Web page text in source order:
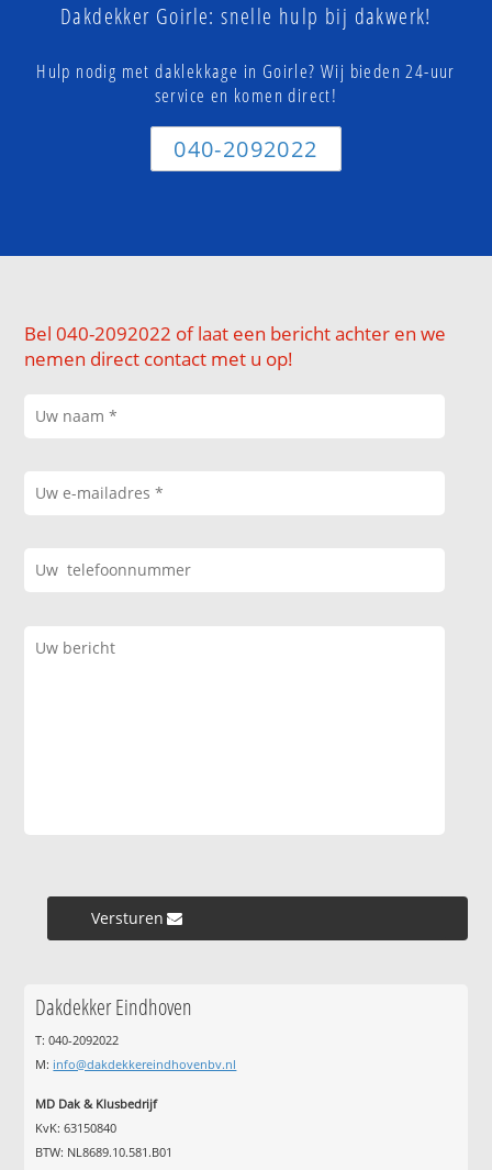
Dakdekker Goirle: snelle hulp bij dakwerk!
Hulp nodig met daklekkage in Goirle? Wij bieden 24-uur
service en komen direct!
040-2092022
Bel 040-2092022 of laat een bericht achter en we
nemen direct contact met u op!
Versturen »
Dakdekker Eindhoven
T: 040-2092022
M: info@dakdekkereindhovenbv.nl
MD Dak & Klusbedrijf
KvK: 63150840
BTW: NL8689.10.581.B01